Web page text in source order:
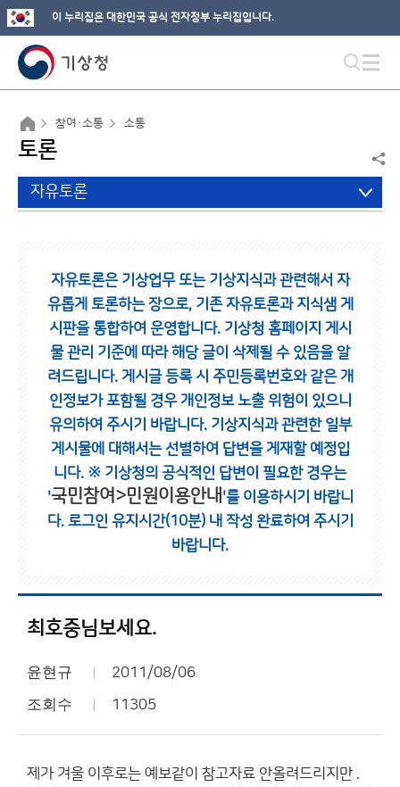
이 누리집은 대한민국 공식 전자정부 누리집입니다.
참여·소통 소통
토론
자유토론
자유토론은 기상업무 또는 기상지식과 관련해서 자
유롭게 토론하는 장으로, 기존 자유토론과 지식샘 게
시판을 통합하여 운영합니다. 기상청 홈페이지 게시
물 관리 기준에 따라 해당 글이 삭제될 수 있음을 알
려드립니다. 게시글 등록 시 주민등록번호와 같은 개
인정보가 포함될 경우 개인정보 노출 위험이 있으니
유의하여 주시기 바랍니다. 기상지식과 관련한 일부
게시물에 대해서는 선별하여 답변을 게재할 예정입
니다. ※ 기상청의 공식적인 답변이 필요한 경우는
'국민참여>민원이용안내 '를 이용하시기 바랍니
다. 로그인 유지시간(10분) 내 작성 완료하여 주시기
바랍니다.
최호중님보세요.
윤현규 2011/08/06
조회수 11305
제가 겨울 이후로는 예보같이 참고자료 안올려드리지만 .